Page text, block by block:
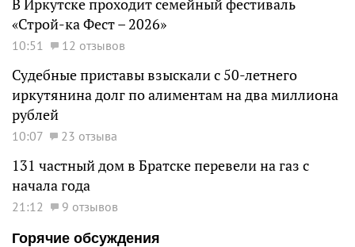
В Иркутске проходит семейный фестиваль
«Строй-ка Фест – 2026»
10:51 12 отзывов
Судебные приставы взыскали с 50-летнего
иркутянина долг по алиментам на два миллиона
рублей
10:07 23 отзыва
131 частный дом в Братске перевели на газ с
начала года
21:12
9 отзывов
Горячие обсуждения